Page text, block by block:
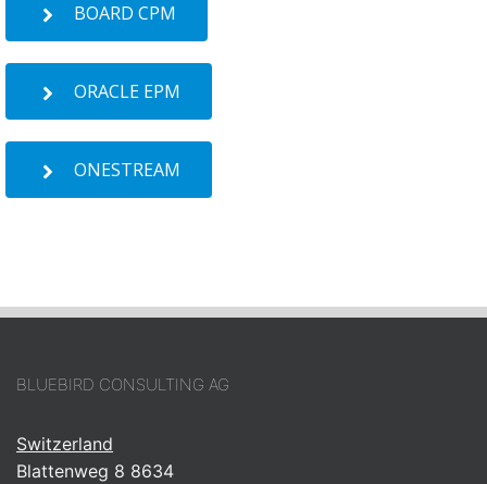
BOARD CPM
ORACLE EPM
ONESTREAM
BLUEBIRD CONSULTING AG
Switzerland
Blattenweg 8 8634